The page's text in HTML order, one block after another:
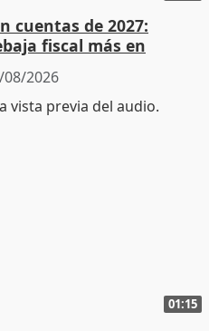
cuentas de 2027:
fiscal más en
08/2026
01:15